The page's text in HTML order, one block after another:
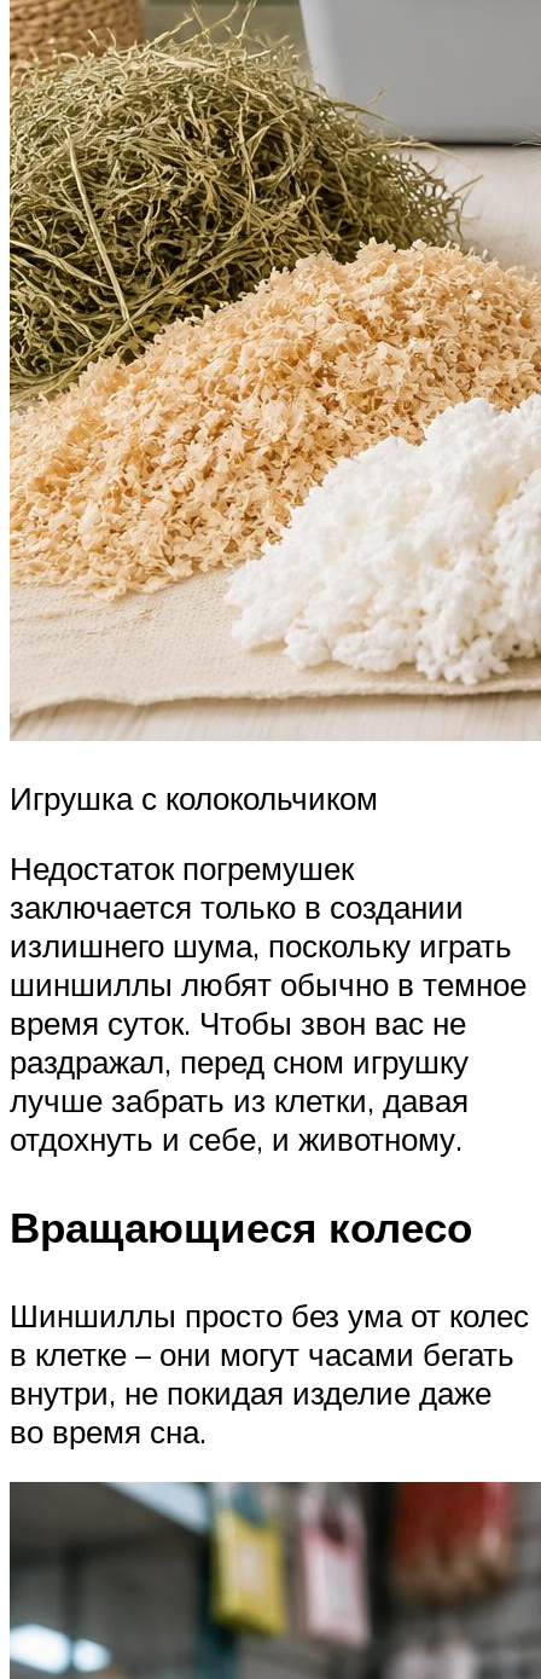
Игрушка с колокольчиком
Недостаток погремушек
заключается только в создании
излишнего шума, поскольку играть
шиншиллы любят обычно в темное
время суток. Чтобы звон вас не
раздражал, перед сном игрушку
лучше забрать из клетки, давая
отдохнуть и себе, и животному.
Вращающиеся колесо
Шиншиллы просто без ума от колес
в клетке – они могут часами бегать
внутри, не покидая изделие даже
во время сна.